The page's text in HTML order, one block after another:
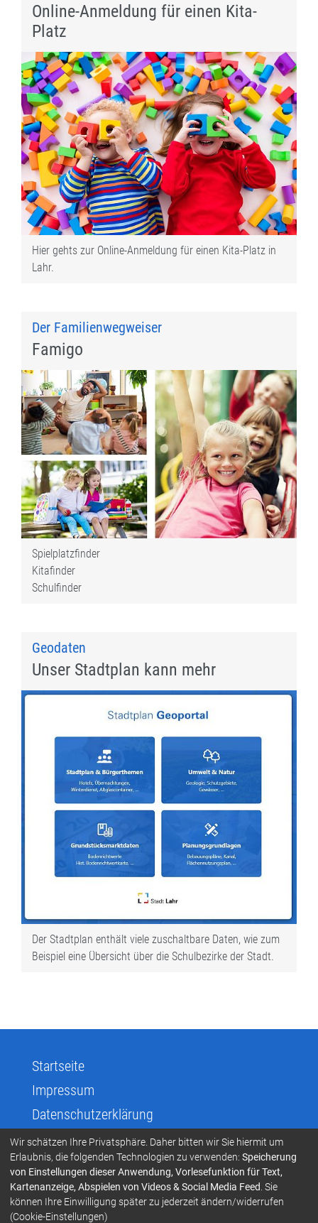
Online-Anmeldung für einen Kita-
Platz
Hier gehts zur Online-Anmeldung für einen Kita-Platz in
Lahr.
Der Familienwegweiser
Famigo
Spielplatzfinder
Kitafinder
Schulfinder
Geodaten
Unser Stadtplan kann mehr
Der Stadtplan enthält viele zuschaltbare Daten, wie zum
Beispiel eine Übersicht über die Schulbezirke der Stadt.
Startseite
Impressum
Datenschutzerklärung
RSS Feed
Umgangston und Netiquette
Cookie-Einstellungen
Stadt Lahr
Wir schätzen Ihre Privatsphäre. Daher bitten wir Sie hiermit um
Erlaubnis, die folgenden Technologien zu verwenden: Speicherung
von Einstellungen dieser Anwendung, Vorlesefunktion für Text,
Kartenanzeige, Abspielen von Videos & Social Media Feed. Sie
können Ihre Einwilligung später zu jederzeit ändern/widerrufen
(Cookie-Einstellungen)